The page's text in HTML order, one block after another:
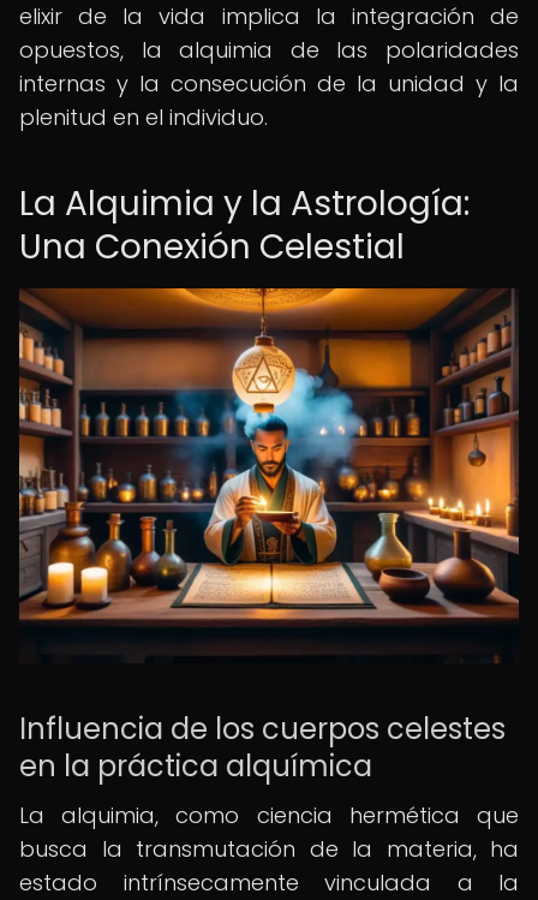
elixir de la vida implica la integración de
opuestos, la alquimia de las polaridades
internas y la consecución de la unidad y la
plenitud en el individuo.
La Alquimia y la Astrología:
Una Conexión Celestial
Influencia de los cuerpos celestes
en la práctica alquímica
La alquimia, como ciencia hermética que
busca la transmutación de la materia, ha
estado intrínsecamente vinculada a la